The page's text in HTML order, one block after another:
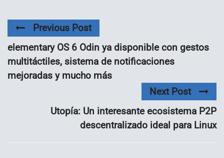
Previous Post
elementary OS 6 Odin ya disponible con gestos
multitáctiles, sistema de notificaciones
mejoradas y mucho más
Next Post
Utopía: Un interesante ecosistema P2P
descentralizado ideal para Linux